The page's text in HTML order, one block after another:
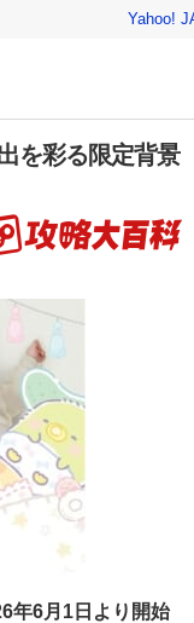
Yahoo!
を彩る限定背景
年6月1日より開始